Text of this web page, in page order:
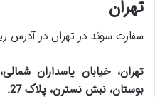
تهران
سفارت سوئد در تهران در آدرس
تهران، خیابان پاسداران
بوستان، نبش نسترن، پلاک 27.